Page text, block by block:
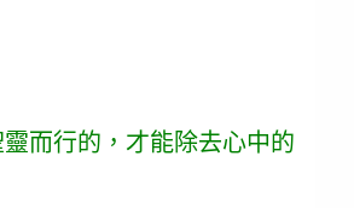
而行的，才能除去心中的